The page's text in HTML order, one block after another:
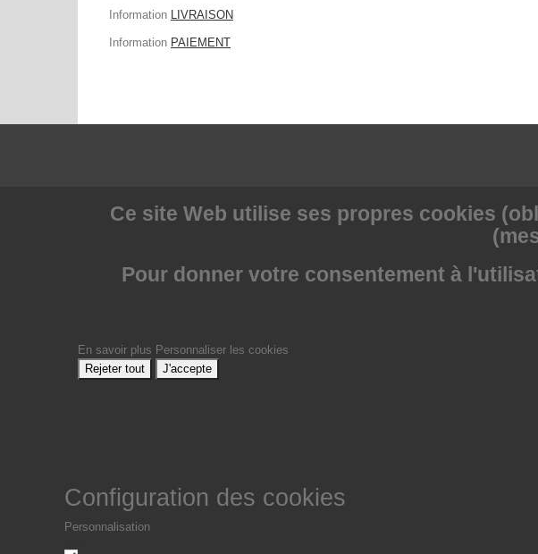
Information LIVRAISON
Information PAIEMENT
Ce site Web utilise ses propres cookies
Pour donner votre consentement à
En savoir plus Personnaliser les cookies
Rejeter tout
J'accepte
Configuration des cookies
Personnalisation